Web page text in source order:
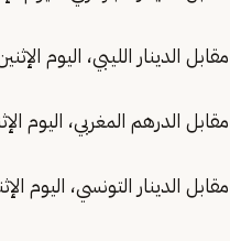
الدينار الليبي، اليوم الإثنين 0.69
الدرهم المغربي، اليوم الإثنين 0.42
الدينار التونسي، اليوم الإثنين 1.3